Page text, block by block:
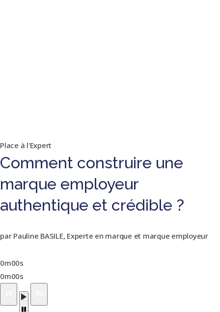
Place à l'Expert
Comment construire une
marque employeur
authentique et crédible ?
par Pauline BASILE, Experte en marque et marque employeur
0m00s
0m00s